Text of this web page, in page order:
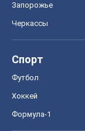
Запорожье
Черкассы
Спорт
Футбол
Хоккей
Формула-1